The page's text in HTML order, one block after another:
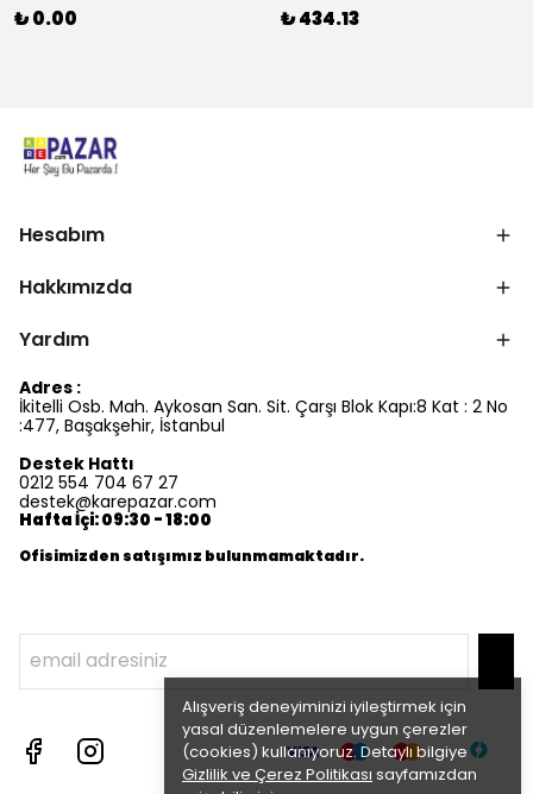
Alışveriş deneyiminizi iyileştirmek için
yasal düzenlemelere uygun çerezler
(cookies) kullanıyoruz. Detaylı bilgiye
Gizlilik ve Çerez Politikası sayfamızdan
₺ 0.00 ₺ 434.13
Hesabım
Hakkımızda
Yardım
Adres :
İkitelli Osb. Mah. Aykosan San. Sit. Çarşı Blok Kapı:8 Kat : 2 No
:477, Başakşehir, İstanbul
Destek Hattı
0212 554 704 67 27
destek@karepazar.com
Hafta İçi: 09:30 - 18:00
Ofisimizden satışımız bulunmamaktadır.